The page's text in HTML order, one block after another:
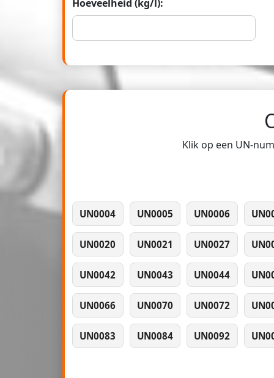
Hoeveelheid (kg/l):
Klik op een UN-
UN0004 UN0005 UN0006
UN0020 UN0021 UN0027
UN0042 UN0043 UN0044
UN0066 UN0070 UN0072
UN0083 UN0084 UN0092